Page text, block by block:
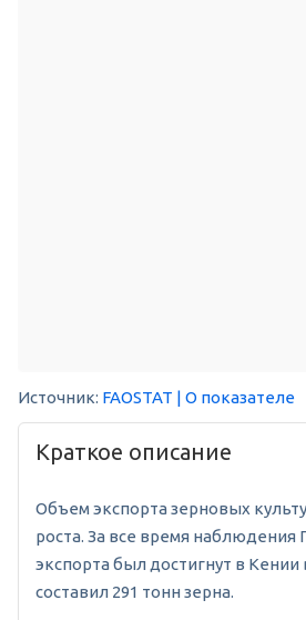
Источник: FAOSTAT | О показателе
Краткое описание
Объем экспорта зерновых
роста. За все время наблюдения
экспорта был достигнут в
составил 291 тонн зерна.